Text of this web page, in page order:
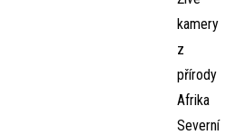
kamery
z
přírody
Afrika
Severní